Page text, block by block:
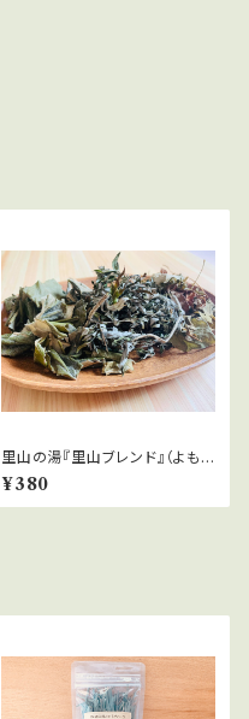
里山の湯『里山ブレンド』（よも
ぎ・どくだみ・びわの葉）
¥380